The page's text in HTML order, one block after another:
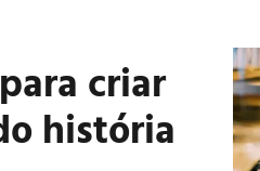
criar
história